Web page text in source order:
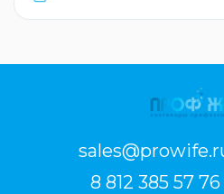
8 812 385 57 76